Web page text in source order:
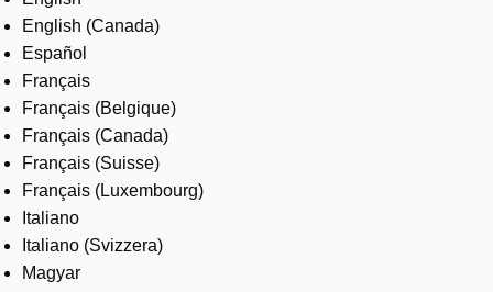
English (Canada)
Español
Français
Français (Belgique)
Français (Canada)
Français (Suisse)
Français (Luxembourg)
Italiano
Italiano (Svizzera)
Magyar